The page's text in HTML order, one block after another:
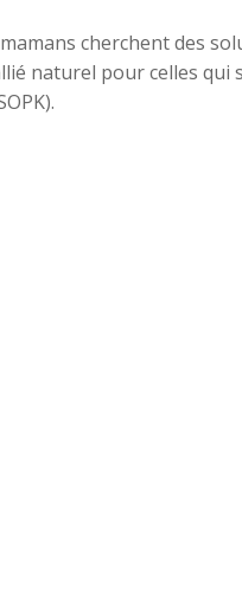
cherchent des
naturel pour celles